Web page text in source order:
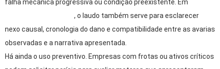
falha mecânica progressiva ou condição preexistente. Em
, o laudo também serve para esclarecer
nexo causal, cronologia do dano e compatibilidade entre as avarias
observadas e a narrativa apresentada.
Há ainda o uso preventivo. Empresas com frotas ou ativos críticos